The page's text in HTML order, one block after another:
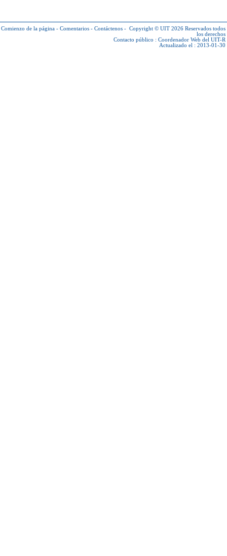
Comienzo de la página - Comentarios - Contáctenos - Copyright © UIT 2026 Reservados todos
los derechos
Contacto público : Coordenador Web del UIT-R
Actualizado el : 2013-01-30